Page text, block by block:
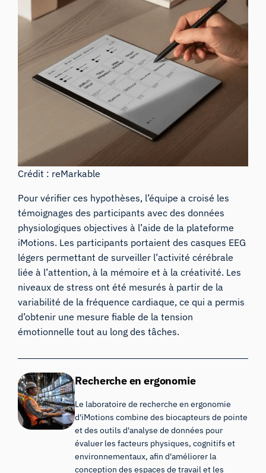
Crédit : reMarkable
Pour vérifier ces hypothèses, l’équipe a croisé les
témoignages des participants avec des données
physiologiques objectives à l’aide de la plateforme
iMotions. Les participants portaient des casques EEG
légers permettant de surveiller l’activité cérébrale
liée à l’attention, à la mémoire et à la créativité. Les
niveaux de stress ont été mesurés à partir de la
variabilité de la fréquence cardiaque, ce qui a permis
d’obtenir une mesure fiable de la tension
émotionnelle tout au long des tâches.
Recherche en ergonomie
Le laboratoire de recherche en ergonomie
d'iMotions combine des biocapteurs de pointe
et des outils d'analyse de données pour
évaluer les facteurs physiques, cognitifs et
environnementaux, afin d'améliorer la
conception des espaces de travail et les